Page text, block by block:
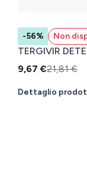
-56% Non
TERGIVIR
9,67 €21,81 €
Dettaglio